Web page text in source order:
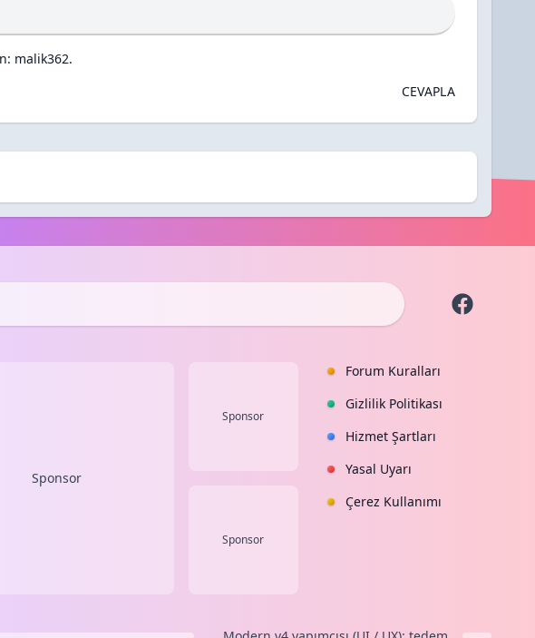
malik362.
CEVAPLA
Sponsor
Sponsor
Sponsor
Forum Kuralları
Gizlilik Politikası
Hizmet Şartları
Yasal Uyarı
Çerez Kullanımı